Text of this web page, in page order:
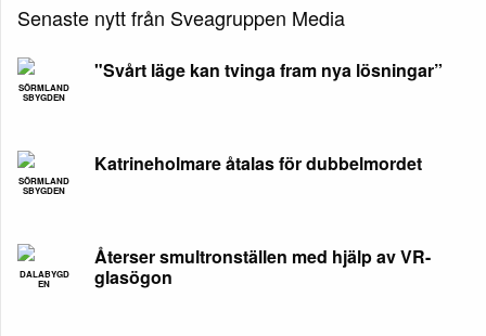
Senaste nytt från Sveagruppen Media
SÖRMLAND
SBYGDEN
"Svårt läge kan tvinga fram nya lösningar”
SÖRMLAND
SBYGDEN
Katrineholmare åtalas för dubbelmordet
DALABYGD
EN
Återser smultronställen med hjälp av VR-
glasögon